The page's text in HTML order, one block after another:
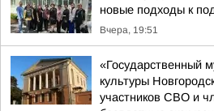
новые подходы к
Вчера, 19:51
«Государственный
культуры
участников СВО и